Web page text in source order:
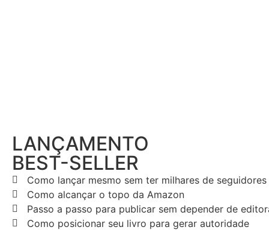
LANÇAMENTO
BEST-SELLER
Como lançar mesmo sem ter milhares de seguidores
Como alcançar o topo da Amazon
Passo a passo para publicar sem depender de
Como posicionar seu livro para gerar autoridade